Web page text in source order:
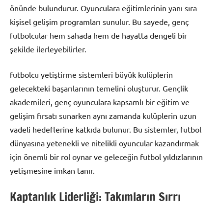
önünde bulundurur. Oyunculara eğitimlerinin yanı sıra
kişisel gelişim programları sunulur. Bu sayede, genç
futbolcular hem sahada hem de hayatta dengeli bir
şekilde ilerleyebilirler.
futbolcu yetiştirme sistemleri büyük kulüplerin
gelecekteki başarılarının temelini oluşturur. Gençlik
akademileri, genç oyunculara kapsamlı bir eğitim ve
gelişim fırsatı sunarken aynı zamanda kulüplerin uzun
vadeli hedeflerine katkıda bulunur. Bu sistemler, futbol
dünyasına yetenekli ve nitelikli oyuncular kazandırmak
için önemli bir rol oynar ve geleceğin futbol yıldızlarının
yetişmesine imkan tanır.
Kaptanlık Liderliği: Takımların Sırrı